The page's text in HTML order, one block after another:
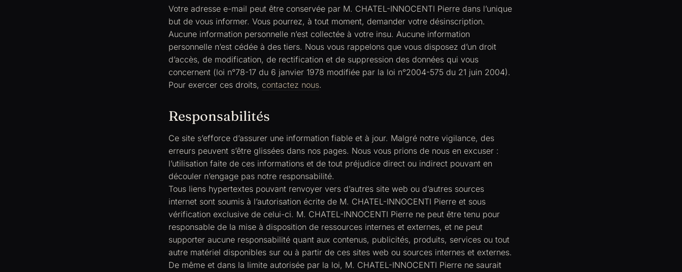
Votre adresse e-mail peut être conservée par M. CHATEL-INNOCENTI Pierre dans l’unique
but de vous informer. Vous pourrez, à tout moment, demander votre désinscription.
Aucune information personnelle n’est collectée à votre insu. Aucune information
personnelle n’est cédée à des tiers. Nous vous rappelons que vous disposez d’un droit
d’accès, de modification, de rectification et de suppression des données qui vous
concernent (loi n°78-17 du 6 janvier 1978 modifiée par la loi n°2004-575 du 21 juin 2004).
Pour exercer ces droits, contactez nous.
Responsabilités
Ce site s’efforce d’assurer une information fiable et à jour. Malgré notre vigilance, des
erreurs peuvent s’être glissées dans nos pages. Nous vous prions de nous en excuser :
l’utilisation faite de ces informations et de tout préjudice direct ou indirect pouvant en
découler n’engage pas notre responsabilité.
Tous liens hypertextes pouvant renvoyer vers d’autres site web ou d’autres sources
internet sont soumis à l’autorisation écrite de M. CHATEL-INNOCENTI Pierre et sous
vérification exclusive de celui-ci. M. CHATEL-INNOCENTI Pierre ne peut être tenu pour
responsable de la mise à disposition de ressources internes et externes, et ne peut
supporter aucune responsabilité quant aux contenus, publicités, produits, services ou tout
autre matériel disponibles sur ou à partir de ces sites web ou sources internes et externes.
De même et dans la limite autorisée par la loi, M. CHATEL-INNOCENTI Pierre ne saurait